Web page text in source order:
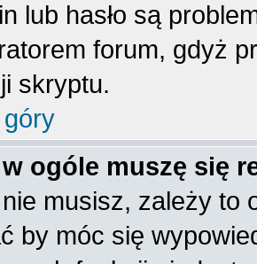
lub hasło są
forum, gdyż
skryptu.
ogóle muszę się
musisz, zależy to
by móc się